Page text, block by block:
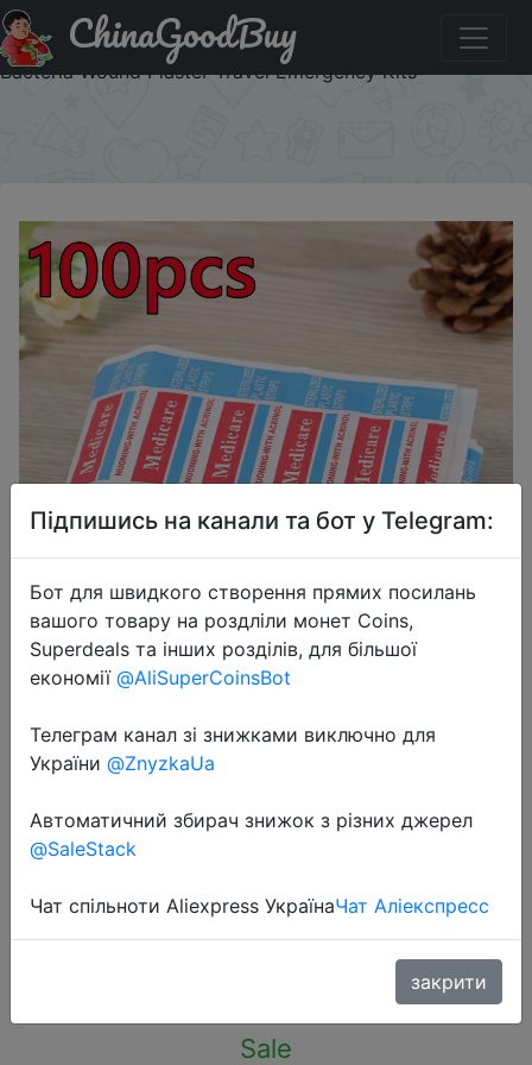
Придбати по знижці 100Pcs Waterproof Band-Aids
Adhesive Bandages First Aid Medical supplies Anti-
Bacteria Wound Plaster Travel Emergency Kits
ChinaGoodBuy
100Pcs Waterproof Band-Aids
Adhesive Bandages First Aid
Wound Plaster Travel Emergency
Kits
$2.12
Sale
Підпишись на канали та бот у Telegram:
Бот для швидкого створення прямих посилань
вашого товару на роздліли монет Coins,
Superdeals та інших розділів, для більшої
економії @AliSuperCoinsBot
Телеграм канал зі знижками виключно для
України @ZnyzkaUa
Автоматичний збирач знижок з різних джерел
@SaleStack
Чат спільноти Aliexpress УкраїнаЧат Аліекспресс
закрити